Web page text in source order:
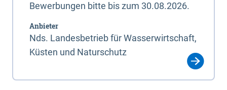
Bewerbungen bitte bis zum 30.08.2026.
Anbieter
Nds. Landesbetrieb für Wasserwirtschaft,
Küsten und Naturschutz